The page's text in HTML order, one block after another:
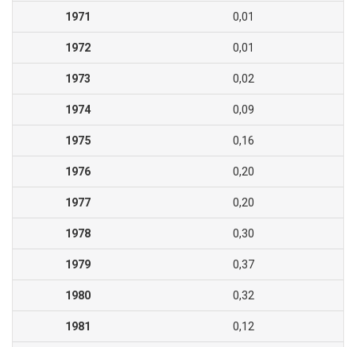
1971 0,01
1972 0,01
1973 0,02
1974 0,09
1975 0,16
1976 0,20
1977 0,20
1978 0,30
1979 0,37
1980 0,32
1981 0,12